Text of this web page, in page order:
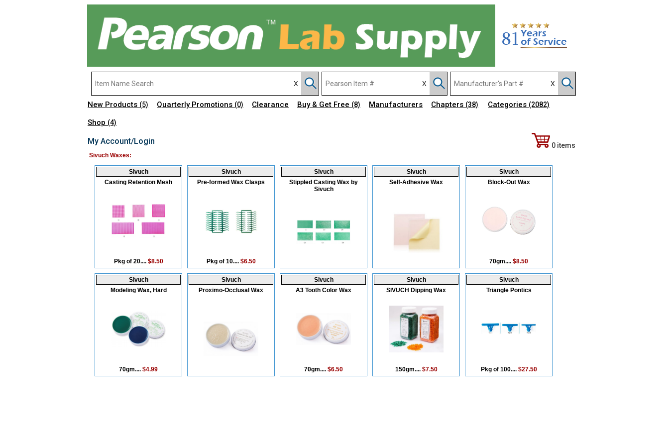
New Products (5) Quarterly Promotions (0) Clearance Buy & Get Free (8) Manufacturers Chapters (38) Categories (2082)
Shop (4)
My Account/Login 0 items
Sivuch Waxes:
Sivuch
Casting Retention Mesh
Pkg of 20.... $8.50
Sivuch
Pre-formed Wax Clasps
Pkg of 10.... $6.50
Sivuch
Stippled Casting Wax by
Sivuch
Sivuch
Self-Adhesive Wax
Sivuch
Block-Out Wax
70gm.... $8.50
Sivuch
Modeling Wax, Hard
70gm.... $4.99
Sivuch
Proximo-Occlusal Wax
Sivuch
A3 Tooth Color Wax
70gm.... $6.50
Sivuch
SIVUCH Dipping Wax
150gm.... $7.50
Sivuch
Triangle Pontics
Pkg of 100.... $27.50